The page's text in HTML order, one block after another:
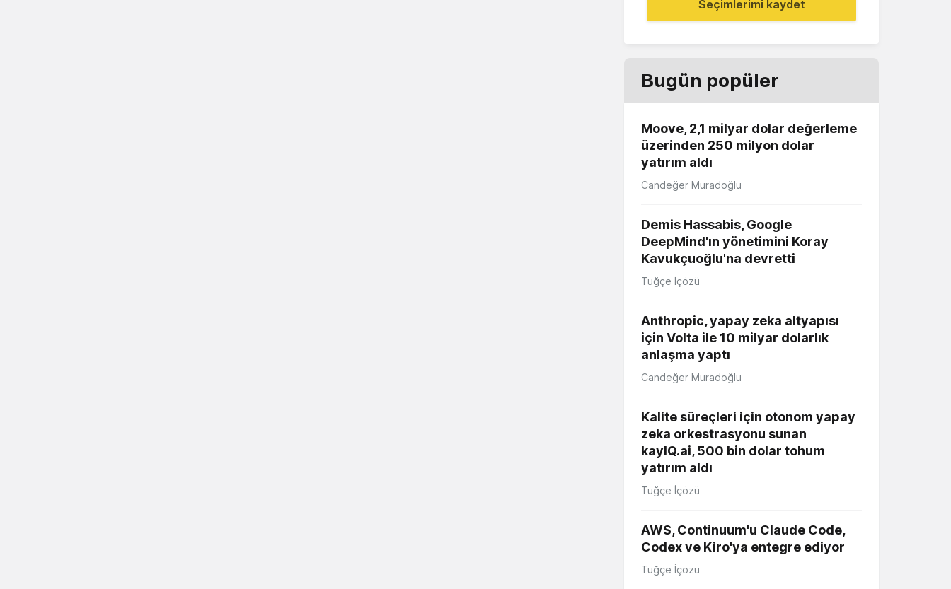
Seçimlerimi kaydet
Bugün popüler
Moove, 2,1 milyar dolar değerleme
üzerinden 250 milyon dolar
yatırım aldı
Candeğer Muradoğlu
Demis Hassabis, Google
DeepMind'ın yönetimini Koray
Kavukçuoğlu'na devretti
Tuğçe İçözü
Anthropic, yapay zeka altyapısı
için Volta ile 10 milyar dolarlık
anlaşma yaptı
Candeğer Muradoğlu
Kalite süreçleri için otonom yapay
zeka orkestrasyonu sunan
kayIQ.ai, 500 bin dolar tohum
yatırım aldı
Tuğçe İçözü
AWS, Continuum'u Claude Code,
Codex ve Kiro'ya entegre ediyor
Tuğçe İçözü